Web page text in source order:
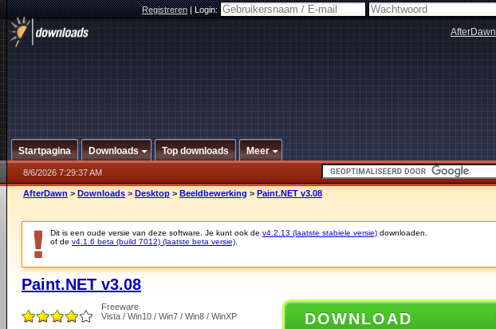
Registreren|Login:
AfterDawn
Startpagina Downloads Top downloads Meer
8/6/2026 7:29:37 AM
AfterDawn > Downloads > Desktop > Beeldbewerking > Paint.NET v3.08
Dit is een oude versie van deze software. Je kunt ook de v4.2.13 (laatste stabiele versie) downloaden.
of de v4.1.6 beta (build 7012) (laatste beta versie)
Paint.NET v3.08
Freeware
Vista / Win10 / Win7 / Win8 / WinXP
DOWNLOAD